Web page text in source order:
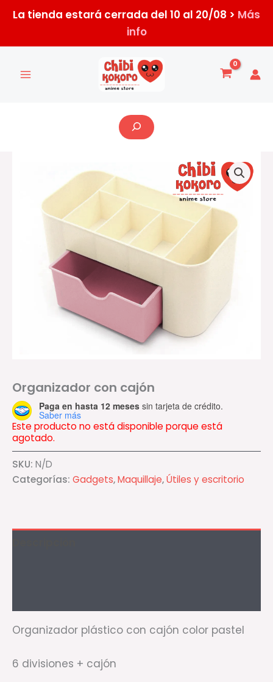
La tienda estará cerrada del 10 al 20/08 > Más
info
Organizador con cajón
Paga en hasta 12 meses sin tarjeta de crédito.
Saber más
Este producto no está disponible porque está
agotado.
SKU: N/D
Categorías: Gadgets,Maquillaje,Útiles y escritorio
Organizador plástico con cajón color pastel
6 divisiones + cajón